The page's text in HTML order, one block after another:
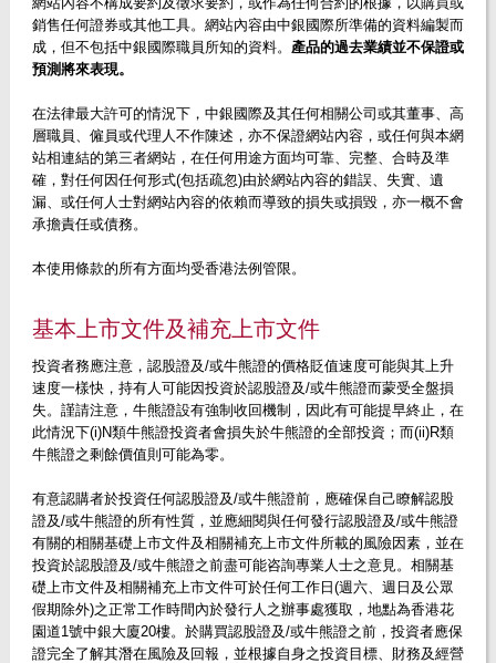
銷售任何證券或其他工具。網站內容由中銀國際所準備的資料編製而
成，但不包括中銀國際職員所知的資料。 產品的過去業績並不保證或
預測將來表現。
在法律最大許可的情況下，中銀國際及其任何相關公司或其董事、高
層職員、僱員或代理人不作陳述，亦不保證網站內容，或任何與本網
站相連結的第三者網站，在任何用途方面均可靠、完整、合時及準
確，對任何因任何形式(包括疏忽)由於網站內容的錯誤、失實、遺
漏、或任何人士對網站內容的依賴而導致的損失或損毀，亦一概不會
承擔責任或債務。
本使用條款的所有方面均受香港法例管限。
基本上市文件及補充上市文件
投資者務應注意，認股證及/或牛熊證的價格貶值速度可能與其上升
速度一樣快，持有人可能因投資於認股證及/或牛熊證而蒙受全盤損
失。謹請注意，牛熊證設有強制收回機制，因此有可能提早終止，在
此情況下(i)N類牛熊證投資者會損失於牛熊證的全部投資；而(ii)R類
牛熊證之剩餘價值則可能為零。
有意認購者於投資任何認股證及/或牛熊證前，應確保自己瞭解認股
證及/或牛熊證的所有性質，並應細閱與任何發行認股證及/或牛熊證
有關的相關基礎上市文件及相關補充上市文件所載的風險因素，並在
投資於認股證及/或牛熊證之前盡可能咨詢專業人士之意見。相關基
礎上市文件及相關補充上市文件可於任何工作日(週六、週日及公眾
假期除外)之正常工作時間內於發行人之辦事處獲取，地點為香港花
園道1號中銀大廈20樓。於購買認股證及/或牛熊證之前，投資者應保
證完全了解其潛在風險及回報，並根據自身之投資目標、財務及經營